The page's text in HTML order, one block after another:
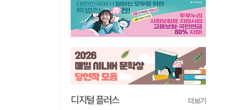
디지털 플러스 더보기